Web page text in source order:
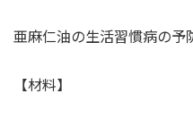
亜麻仁油の生活習慣病の予
【材料】